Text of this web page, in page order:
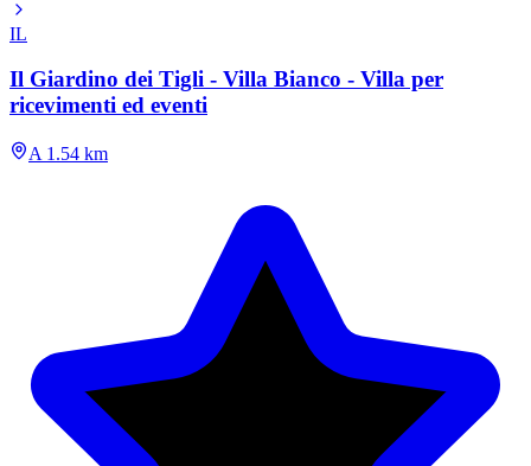
IL
Il Giardino dei Tigli - Villa Bianco - Villa per
ricevimenti ed eventi
A 1.54 km